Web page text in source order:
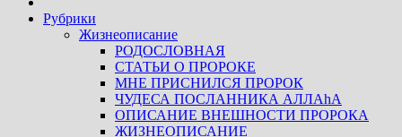
Рубрики
Жизнеописание
РОДОСЛОВНАЯ
СТАТЬИ О ПРОРОКЕ
МНЕ ПРИСНИЛСЯ ПРОРОК
ЧУДЕСА ПОСЛАННИКА АЛЛАhА
ОПИСАНИЕ ВНЕШНОСТИ ПРОРОКА
ЖИЗНЕОПИСАНИЕ